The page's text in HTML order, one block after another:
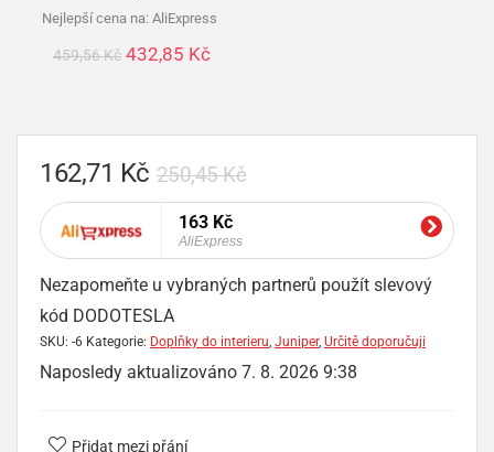
Nejlepší cena na: AliExpress
459,56Kč 432,85 Kč
250,45Kč
162,71 Kč
163 Kč
AliExpress
Nezapomeňte u vybraných partnerů použít slevový
kód DODOTESLA
SKU: -6 Kategorie: Doplňky do interieru, Juniper, Určitě doporučuji
Naposledy aktualizováno 7. 8. 2026 9:38
Přidat mezi přání